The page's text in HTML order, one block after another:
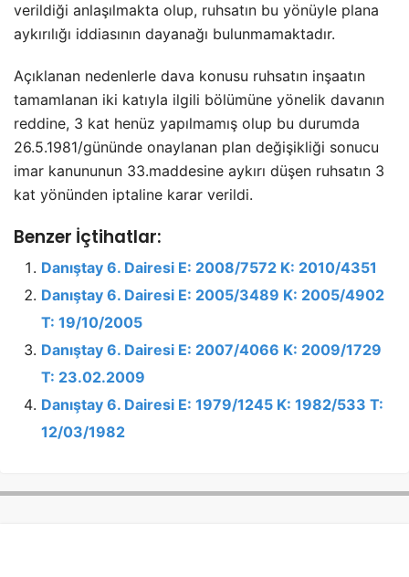
verildiği anlaşılmakta olup, ruhsatın bu yönüyle plana
aykırılığı iddiasının dayanağı bulunmamaktadır.
Açıklanan nedenlerle dava konusu ruhsatın inşaatın
tamamlanan iki katıyla ilgili bölümüne yönelik davanın
reddine, 3 kat henüz yapılmamış olup bu durumda
26.5.1981/gününde onaylanan plan değişikliği sonucu
imar kanununun 33.maddesine aykırı düşen ruhsatın 3
kat yönünden iptaline karar verildi.
Benzer İçtihatlar:
Danıştay 6. Dairesi E: 2008/7572 K: 2010/4351
Danıştay 6. Dairesi E: 2005/3489 K: 2005/4902
T: 19/10/2005
Danıştay 6. Dairesi E: 2007/4066 K: 2009/1729
T: 23.02.2009
Danıştay 6. Dairesi E: 1979/1245 K: 1982/533 T:
12/03/1982